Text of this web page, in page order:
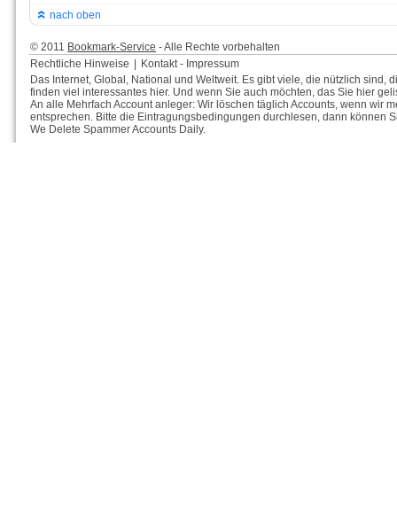
nach oben
© 2011 Bookmark-Service - Alle Rechte vorbehalten
Rechtliche Hinweise
Kontakt - Impressum
Das Internet, Global, National und Weltweit. Es gibt viele, die nützlich
finden viel interessantes hier. Und wenn Sie auch möchten, das Sie hier
An alle Mehrfach Account anleger: Wir löschen täglich Accounts, wenn wir
entsprechen. Bitte die Eintragungsbedingungen durchlesen, dann können
We Delete Spammer Accounts Daily.